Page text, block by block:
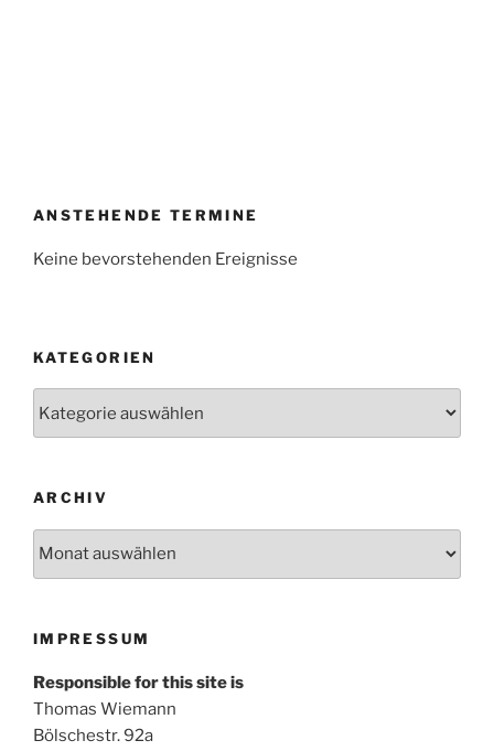
ANSTEHENDE TERMINE
Keine bevorstehenden Ereignisse
KATEGORIEN
ARCHIV
IMPRESSUM
Responsible for this site is
Thomas Wiemann
Bölschestr. 92a